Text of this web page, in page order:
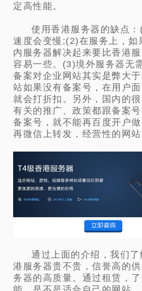
定高性能。
使用香港服务器的缺点
速度会变慢;(2)在服务上，如
内服务器解决起来要比香港
容易一些。(3)境外服务器无
备案对企业网站其实是弊大
站如果没有备案号，在用户
就会打折扣。另外，国内的
有关的推广、政策都跟备案
备案号，就不能再百度开户
再微信上转发，经营性的网站
通过上面的介绍，我们
港服务器贵不贵，信誉高的
务器的高质量。通过租赁，